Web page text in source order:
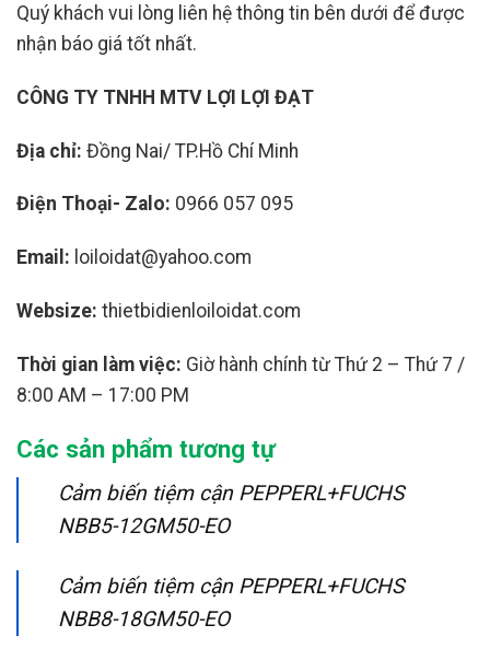
Quý khách vui lòng liên hệ thông tin bên dưới để được
nhận báo giá tốt nhất.
CÔNG TY TNHH MTV LỢI LỢI ĐẠT
Địa chỉ: Đồng Nai/ TP.Hồ Chí Minh
Điện Thoại- Zalo: 0966 057 095
Email: loiloidat@yahoo.com
Websize: thietbidienloiloidat.com
Thời gian làm việc: Giờ hành chính từ Thứ 2 – Thứ 7 /
8:00 AM – 17:00 PM
Các sản phẩm tương tự
Cảm biến tiệm cận PEPPERL+FUCHS
NBB5-12GM50-EO
Cảm biến tiệm cận PEPPERL+FUCHS
NBB8-18GM50-EO